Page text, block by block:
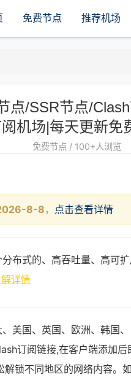
免费节点 推荐机场
点/SSR节点/
机场|每天更新免
免费节点 / 100+人浏览
8-8， 点击查看详情
布式的、高吞吐量、高可
详情
美国、英国、欧洲、韩国
订阅链接,在客户端添加
锁不同地区的网络内容。